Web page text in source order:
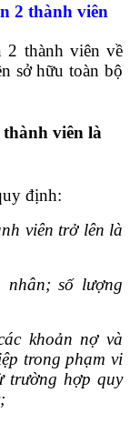
2 thành viên
2 thành viên về
sở hữu toàn bộ
viên là
định:
viên trở lên là
số lượng
khoản nợ và
trong phạm vi
trường hợp quy